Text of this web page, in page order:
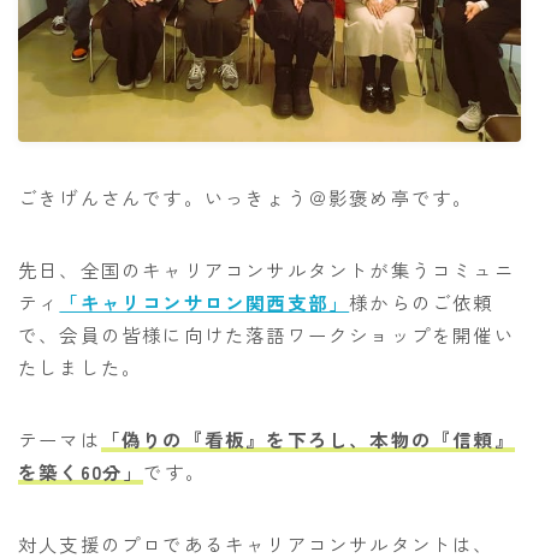
ごきげんさんです。いっきょう＠影褒め亭です。
先日、全国のキャリアコンサルタントが集うコミュニ
ティ
「キャリコンサロン関西支部」様からのご依頼
で、会員の皆様に向けた落語ワークショップを開催い
たしました。
テーマは 「偽りの『看板』を下ろし、本物の『信頼』
を築く60分」 です。
対人支援のプロであるキャリアコンサルタントは、